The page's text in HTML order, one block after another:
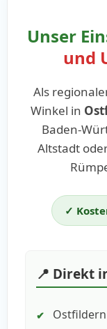
Unser
und
Als
Winkel in
Baden-
Altstadt
✓
📍 Direkt
✔